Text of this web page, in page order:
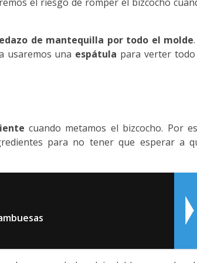
de mantequilla por todo el molde
usaremos una espátula para verter todo
cuando metamos el bizcocho. Por
para no tener que esperar a